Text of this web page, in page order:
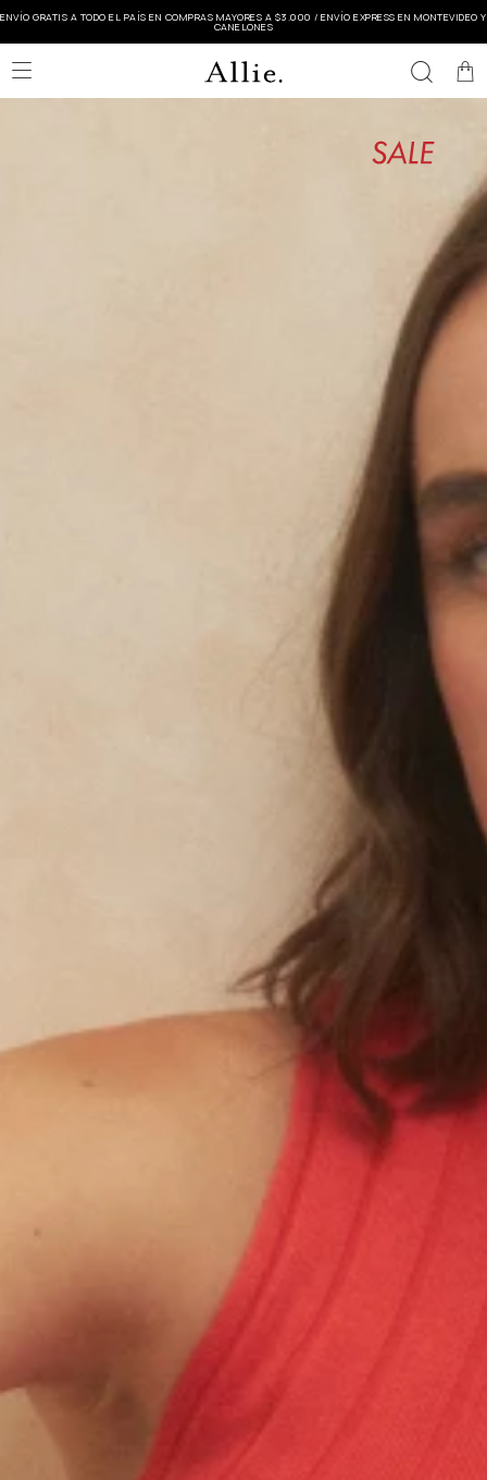
ENVÍO GRATIS A TODO EL PAÍS EN COMPRAS MAYORES A $3.000 / ENVÍO EXPRESS EN MONTEVIDEO Y
CANELONES
